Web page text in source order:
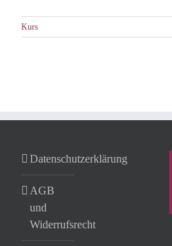
Kurs
Datenschutzerklärung
AGB
und
Widerrufsrecht